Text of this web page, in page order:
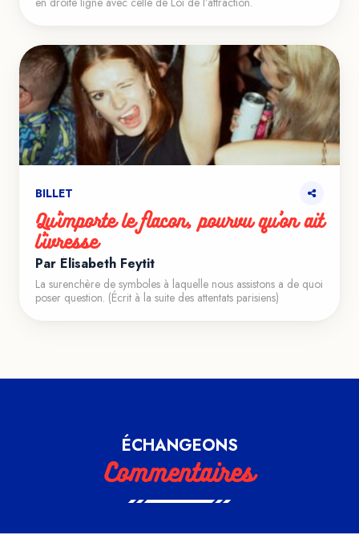
BILLET
Qu’importe le flacon, pourvu qu’on ait
l’ivresse
Par Élisabeth Feytit
La surenchère de symboles à laquelle nous assistons a de quoi
poser question. (Écrit à la suite des attentats parisiens)
ÉCHANGEONS
Commentaires